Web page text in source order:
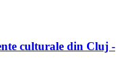
culturale din Cluj -